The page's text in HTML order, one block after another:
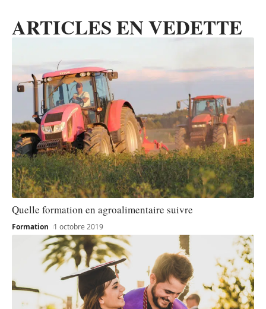
ARTICLES EN VEDETTE
Quelle formation en agroalimentaire suivre
Formation 1 octobre 2019